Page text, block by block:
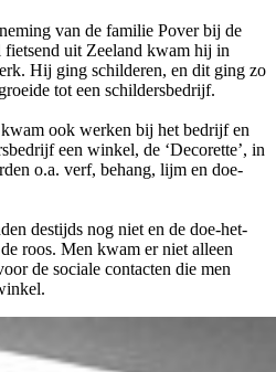
van de familie Pover bij de
uit Zeeland kwam hij in
Hij ging schilderen, en dit ging zo
tot een schildersbedrijf.
ook werken bij het bedrijf en
een winkel, de ‘Decorette’, in
o.a. verf, behang, lijm en doe-
destijds nog niet en de doe-het-
roos. Men kwam er niet alleen
de sociale contacten die men